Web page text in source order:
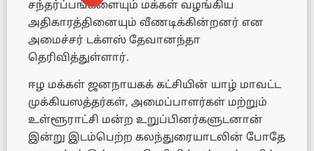
சந்தர்ப்பங்களையும் மக்கள் வழங்கிய
அதிகாரத்தினையும் வீணடிக்கின்றனர் என
அமைச்சர் டக்ளஸ் தேவானந்தா
தெரிவித்துள்ளார்.
ஈழ மக்கள் ஜனநாயகக் கட்சியின் யாழ் மாவட்ட
முக்கியஸத்தர்கள், அமைப்பாளர்கள் மற்றும்
உள்ளூராட்சி மன்ற உறுப்பினர்களுடனான்
இன்று இடம்பெற்ற கலந்துரையாடலின் போதே